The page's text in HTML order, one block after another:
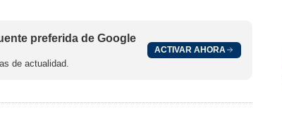
preferida de Google
de actualidad.
ACTIVAR AHORA